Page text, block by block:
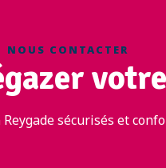
NOUS CONTACTER
sécurisés et